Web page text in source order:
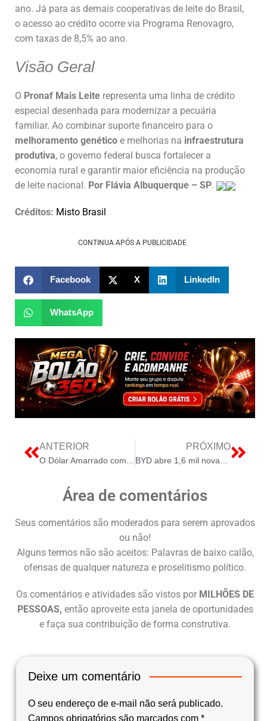
ano. Já para as demais cooperativas de leite do Brasil,
o acesso ao crédito ocorre via Programa Renovagro,
com taxas de 8,5% ao ano.
Visão Geral
O Pronaf Mais Leite representa uma linha de crédito
especial desenhada para modernizar a pecuária
familiar. Ao combinar suporte financeiro para o
melhoramento genético e melhorias na infraestrutura
produtiva, o governo federal busca fortalecer a
economia rural e garantir maior eficiência na produção
de leite nacional. Por Flávia Albuquerque – SP.
Créditos: Misto Brasil
CONTINUA APÓS A PUBLICIDADE
Facebook X LinkedIn
WhatsApp
ANTERIOR
O Dólar Amarrado com uma Fio de Fio de Aço em uma Rota de Quedas Sutil.
PRÓXIMO
BYD abre 1,6 mil novas vagas de emprego e vai se tornar terceira maior empregadora da Bahia
Área de comentários
Seus comentários são moderados para serem aprovados
ou não!
Alguns termos não são aceitos: Palavras de baixo calão,
ofensas de qualquer natureza e proselitismo político.
Os comentários e atividades são vistos por MILHÕES DE
PESSOAS, então aproveite esta janela de oportunidades
e faça sua contribuição de forma construtiva.
Deixe um comentário
O seu endereço de e-mail não será publicado.
Campos obrigatórios são marcados com *